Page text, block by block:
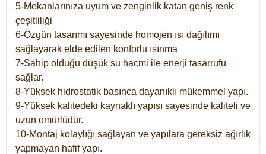
5-Mekanlarınıza uyum ve zenginlik katan geniş renk
çeşitliliği
6-Özgün tasarımı sayesinde homojen ısı dağılımı
sağlayarak elde edilen konforlu ısınma
7-Sahip olduğu düşük su hacmi ile enerji tasarrufu
sağlar.
8-Yüksek hidrostatik basınca dayanıklı mükemmel yapı.
9-Yüksek kalitedeki kaynaklı yapısı sayesinde kaliteli ve
uzun ömürlüdür.
10-Montaj kolaylığı sağlayan ve yapılara gereksiz ağırlık
yapmayan hafif yapı.